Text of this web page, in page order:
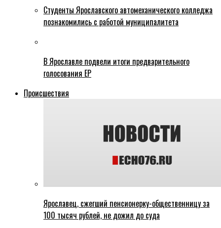
Студенты Ярославского автомеханического колледжа
познакомились с работой муниципалитета
В Ярославле подвели итоги предварительного
голосования ЕР
Происшествия
Ярославец, сжегший пенсионерку-общественницу за
100 тысяч рублей, не дожил до суда